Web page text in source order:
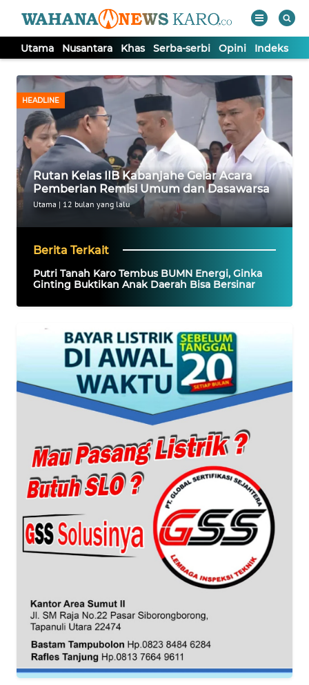
Utama Nusantara Khas Serba-serbi Opini Indeks
HEADLINE
Rutan Kelas IIB Kabanjahe Gelar Acara
Pemberian Remisi Umum dan Dasawarsa
Utama | 12 bulan yang lalu
Berita Terkait
Putri Tanah Karo Tembus BUMN Energi, Ginka
Ginting Buktikan Anak Daerah Bisa Bersinar
TV
Tutup
UTAMA
NUSANTARA
KHAS
SERBA-
BERITA
INFO
IKLAN
TENTANG
KAMI
SIBER
REDAKSI
KARIR